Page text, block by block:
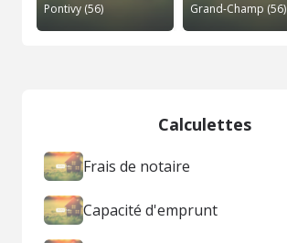
Pontivy (56) Grand-Champ (56)
Calculettes
Frais de notaire
Capacité d'emprunt